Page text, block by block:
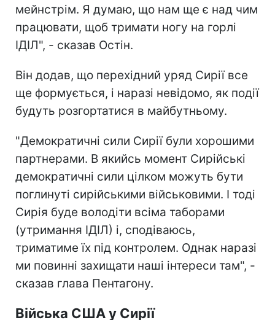
мейнстрім. Я думаю, що нам ще є над чим
працювати, щоб тримати ногу на горлі
ІДІЛ", - сказав Остін.
Він додав, що перехідний уряд Сирії все
ще формується, і наразі невідомо, як події
будуть розгортатися в майбутньому.
"Демократичні сили Сирії були хорошими
партнерами. В якийсь момент Сирійські
демократичні сили цілком можуть бути
поглинуті сирійськими військовими. І тоді
Сирія буде володіти всіма таборами
(утримання ІДІЛ) і, сподіваюсь,
триматиме їх під контролем. Однак наразі
ми повинні захищати наші інтереси там", -
сказав глава Пентагону.
Війська США у Сирії